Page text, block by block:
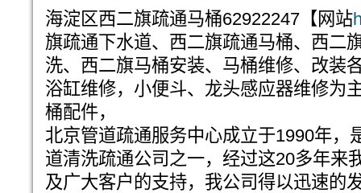
海淀区西二旗疏通马桶62922247【网站
旗疏通下水道、西二旗疏通马桶、西二
洗、西二旗马桶安装、马桶维修、改装
浴缸维修，小便斗、龙头感应器维修为
桶配件，
北京管道疏通服务中心成立于1990年，
道清洗疏通公司之一，经过这20多年来
及广大客户的支持，我公司得以迅速的